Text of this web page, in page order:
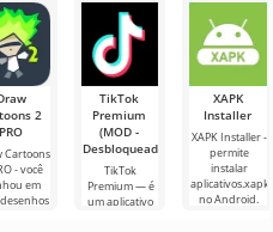
Android
oferece
os jogadores
assumem o
papel de
um simulador
de transporte
de carga e um
2
PRO
Cartoons
- você
em
TikTok
Premium
(MOD -
Desbloqueado)
TikTok
Premium — é
um aplicativo
XAPK
Installer
XAPK Installer -
permite
instalar
aplicativos.xapk
no Android.